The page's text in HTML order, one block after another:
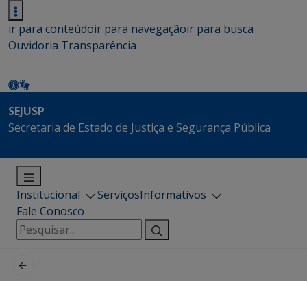
ir para conteúdoir para navegaçãoir para busca
Ouvidoria Transparência
SEJUSP
Secretaria de Estado de Justiça e Segurança Pública
Institucional ServiçosInformativos
Fale Conosco
Pesquisar
por: